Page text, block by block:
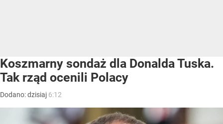
Koszmarny sondaż dla Donalda Tuska.
Tak rząd ocenili Polacy
Dodano:dzisiaj 6:12